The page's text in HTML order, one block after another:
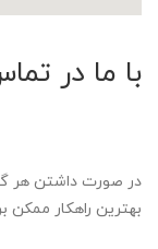
با ما در
در صورت داشتن هر
بهترین راهکار ممکن